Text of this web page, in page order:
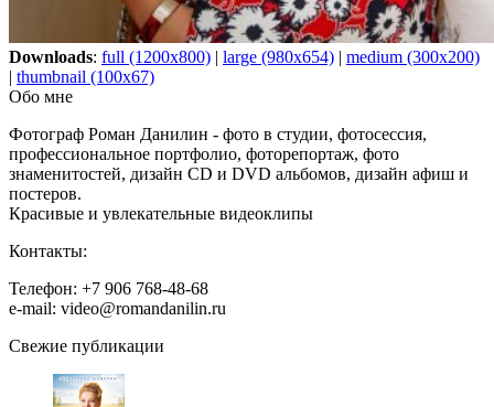
Downloads: full (1200x800) | large (980x654) | medium (300x200)
| thumbnail (100x67)
Обо мне
Фотограф Роман Данилин - фото в студии, фотосессия,
профессиональное портфолио, фоторепортаж, фото
знаменитостей, дизайн CD и DVD альбомов, дизайн афиш и
постеров.
Красивые и увлекательные видеоклипы
Контакты:
Телефон: +7 906 768-48-68
e-mail: video@romandanilin.ru
Свежие публикации